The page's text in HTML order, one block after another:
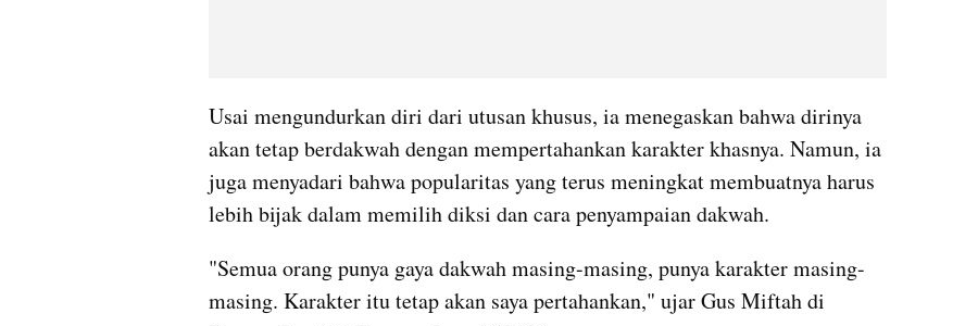
Usai mengundurkan diri dari utusan khusus, ia menegaskan bahwa dirinya
akan tetap berdakwah dengan mempertahankan karakter khasnya. Namun, ia
juga menyadari bahwa popularitas yang terus meningkat membuatnya harus
lebih bijak dalam memilih diksi dan cara penyampaian dakwah.
"Semua orang punya gaya dakwah masing-masing, punya karakter masing-
masing. Karakter itu tetap akan saya pertahankan," ujar Gus Miftah di